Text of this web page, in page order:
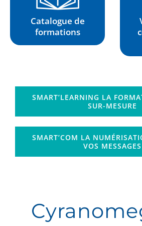
Catalogue de
formations
SMART’LEARNING LA
SUR-MESURE
SMART’COM LA
VOS MESSAGES